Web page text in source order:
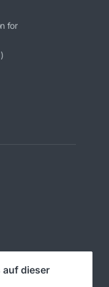
for
auf dieser